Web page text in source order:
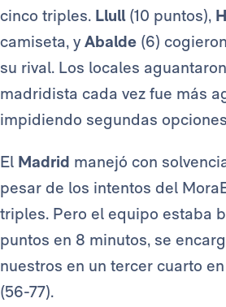
cinco triples. Llull(10 puntos),
camiseta, y Abalde (6)
su rival. Los locales
madridista cada vez fue más
impidiendo segundas
El Madrid manejó con
pesar de los intentos del
triples. Pero el equipo estaba
puntos en 8 minutos, se
nuestros en un tercer cuarto
(56-77).